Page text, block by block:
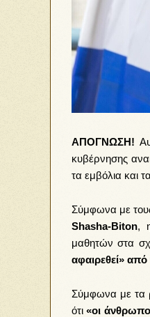
AΠΟΓΝΩΣΗ!
κυβέρνησης
τα εμβόλια και
Σύμφωνα με
Shasha-Biton,
μαθητών στα
αφαιρεθεί»
Σύμφωνα με τα
ότι«οι